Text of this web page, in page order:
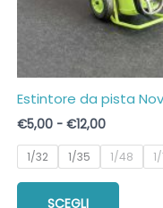
Estintore da pista
€5,00 - €12,00Fascia
prezzo:
da
€5,00
1/32 1/35 1/48
SCEGLI
Questo